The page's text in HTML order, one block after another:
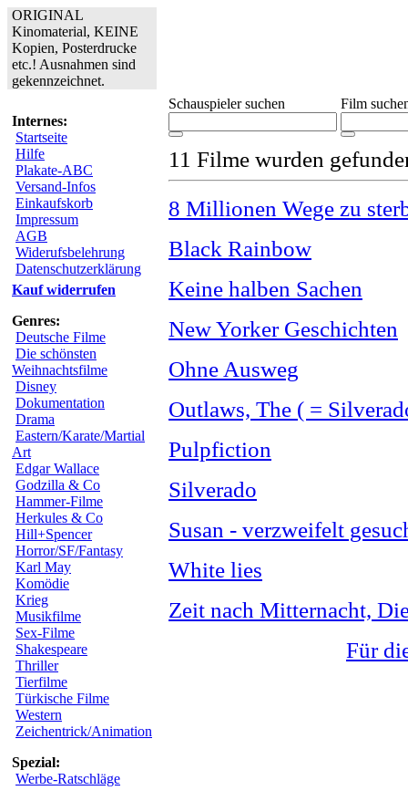
ORIGINAL
Kinomaterial, KEINE
Kopien, Posterdrucke
etc.! Ausnahmen sind
gekennzeichnet.
Internes:
Startseite
Hilfe
Plakate-ABC
Versand-Infos
Einkaufskorb
Impressum
AGB
Widerufsbelehrung
Datenschutzerklärung
Kauf widerrufen
Genres:
Deutsche Filme
Die schönsten
Weihnachtsfilme
Disney
Dokumentation
Drama
Eastern/Karate/Martial
Art
Edgar Wallace
Godzilla & Co
Hammer-Filme
Herkules & Co
Hill+Spencer
Horror/SF/Fantasy
Karl May
Komödie
Krieg
Musikfilme
Sex-Filme
Shakespeare
Thriller
Tierfilme
Türkische Filme
Western
Zeichentrick/Animation
Spezial:
Werbe-Ratschläge
Schauspieler suchen Film
11 Filme wurden
8 Millionen Wege zu
Black Rainbow
Keine halben Sachen
New Yorker Geschichten
Ohne Ausweg
Outlaws, The ( =
Pulpfiction
Silverado
Susan - verzweifelt
White lies
Zeit nach Mitternacht,
Für